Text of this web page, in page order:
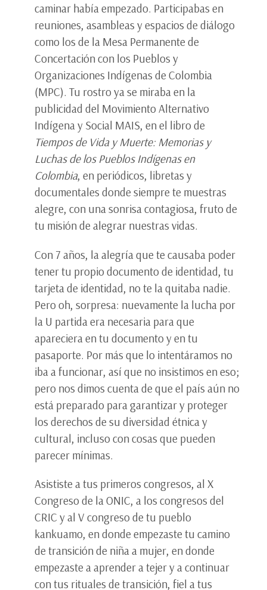
caminar había empezado. Participabas en
reuniones, asambleas y espacios de diálogo
como los de la Mesa Permanente de
Concertación con los Pueblos y
Organizaciones Indígenas de Colombia
(MPC). Tu rostro ya se miraba en la
publicidad del Movimiento Alternativo
Indígena y Social MAIS, en el libro de
Tiempos de Vida y Muerte: Memorias y
Luchas de los Pueblos Indígenas en
Colombia, en periódicos, libretas y
documentales donde siempre te muestras
alegre, con una sonrisa contagiosa, fruto de
tu misión de alegrar nuestras vidas.
Con 7 años, la alegría que te causaba poder
tener tu propio documento de identidad, tu
tarjeta de identidad, no te la quitaba nadie.
Pero oh, sorpresa: nuevamente la lucha por
la U partida era necesaria para que
apareciera en tu documento y en tu
pasaporte. Por más que lo intentáramos no
iba a funcionar, así que no insistimos en eso;
pero nos dimos cuenta de que el país aún no
está preparado para garantizar y proteger
los derechos de su diversidad étnica y
cultural, incluso con cosas que pueden
parecer mínimas.
Asististe a tus primeros congresos, al X
Congreso de la ONIC, a los congresos del
CRIC y al V congreso de tu pueblo
kankuamo, en donde empezaste tu camino
de transición de niña a mujer, en donde
empezaste a aprender a tejer y a continuar
con tus rituales de transición, fiel a tus